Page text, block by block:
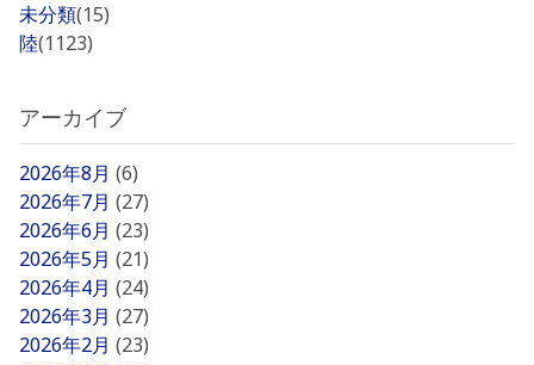
未分類(15)
陸(1123)
アーカイブ
2026年8月 (6)
2026年7月 (27)
2026年6月 (23)
2026年5月 (21)
2026年4月 (24)
2026年3月 (27)
2026年2月 (23)